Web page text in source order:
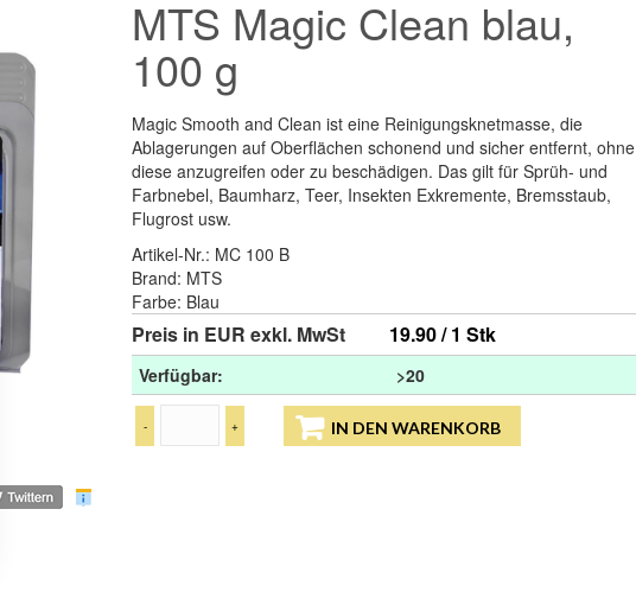
MTS Magic Clean blau,
100 g
Magic Smooth and Clean ist eine Reinigungsknetmasse, die
Ablagerungen auf Oberflächen schonend und sicher entfernt, ohne
diese anzugreifen oder zu beschädigen. Das gilt für Sprüh- und
Farbnebel, Baumharz, Teer, Insekten Exkremente, Bremsstaub,
Flugrost usw.
Artikel-Nr.: MC 100 B
Brand: MTS
Farbe: Blau
Preis in EUR exkl. MwSt 19.90 / 1 Stk
Verfügbar: >20
- + IN DEN WARENKORB